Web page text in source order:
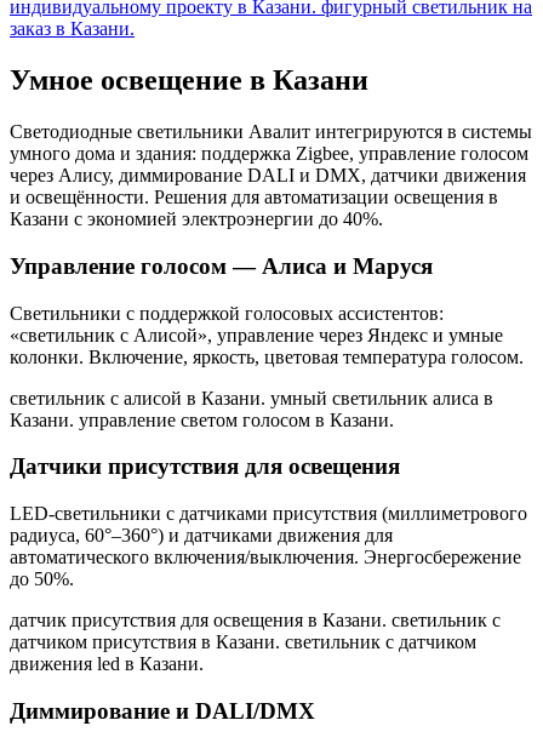
индивидуальному проекту в Казани. фигурный светильник на
заказ в Казани.
Умное освещение в Казани
Светодиодные светильники Авалит интегрируются в системы
умного дома и здания: поддержка Zigbee, управление голосом
через Алису, диммирование DALI и DMX, датчики движения
и освещённости. Решения для автоматизации освещения в
Казани с экономией электроэнергии до 40%.
Управление голосом — Алиса и Маруся
Светильники с поддержкой голосовых ассистентов:
«светильник с Алисой», управление через Яндекс и умные
колонки. Включение, яркость, цветовая температура голосом.
светильник с алисой в Казани. умный светильник алиса в
Казани. управление светом голосом в Казани.
Датчики присутствия для освещения
LED-светильники с датчиками присутствия (миллиметрового
радиуса, 60°–360°) и датчиками движения для
автоматического включения/выключения. Энергосбережение
до 50%.
датчик присутствия для освещения в Казани. светильник с
датчиком присутствия в Казани. светильник с датчиком
движения led в Казани.
Диммирование и DALI/DMX